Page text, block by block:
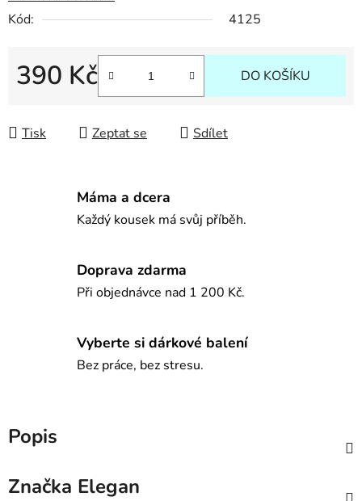
Kód:
4125
390 Kč DO KOŠÍKU
Tisk Zeptat se Sdílet
Máma a dcera
Každý kousek má svůj příběh.
Doprava zdarma
Při objednávce nad 1 200 Kč.
Vyberte si dárkové balení
Bez práce, bez stresu.
Popis
Značka Elegan